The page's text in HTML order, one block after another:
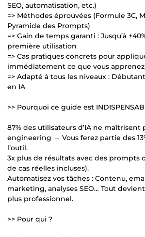
SEO, automatisation, etc.)
=> Méthodes éprouvées (Formule 3C,
Pyramide des Prompts)
=> Gain de temps garanti : Jusqu’à
première utilisation
=> Cas pratiques concrets pour
immédiatement ce que vous apprenez
=> Adapté à tous les niveaux :
en IA
>> Pourquoi ce guide est
87% des utilisateurs d’IA ne maîtrisent
engineering → Vous ferez partie des
l’outil.
3x plus de résultats avec des prompts
de cas réelles incluses).
Automatisez vos tâches : Contenu,
marketing, analyses SEO… Tout
plus professionnel.
>> Pour qui ?